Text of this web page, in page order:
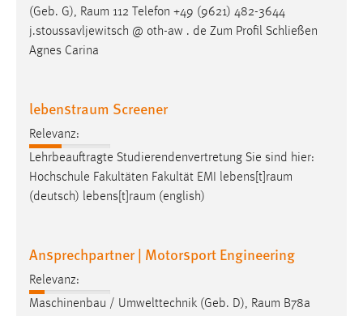
(Geb. G), Raum 112 Telefon +49 (9621) 482-3644
j.stoussavljewitsch @ oth-aw . de Zum Profil Schließen
Agnes Carina
lebenstraum Screener
Relevanz:
Lehrbeauftragte Studierendenvertretung Sie sind hier:
Hochschule Fakultäten Fakultät EMI lebens[t]raum
(deutsch) lebens[t]raum (english)
Ansprechpartner | Motorsport Engineering
Relevanz:
Maschinenbau / Umwelttechnik (Geb. D), Raum B78a